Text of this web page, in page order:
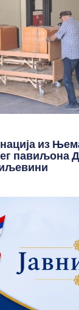
из
павиљона